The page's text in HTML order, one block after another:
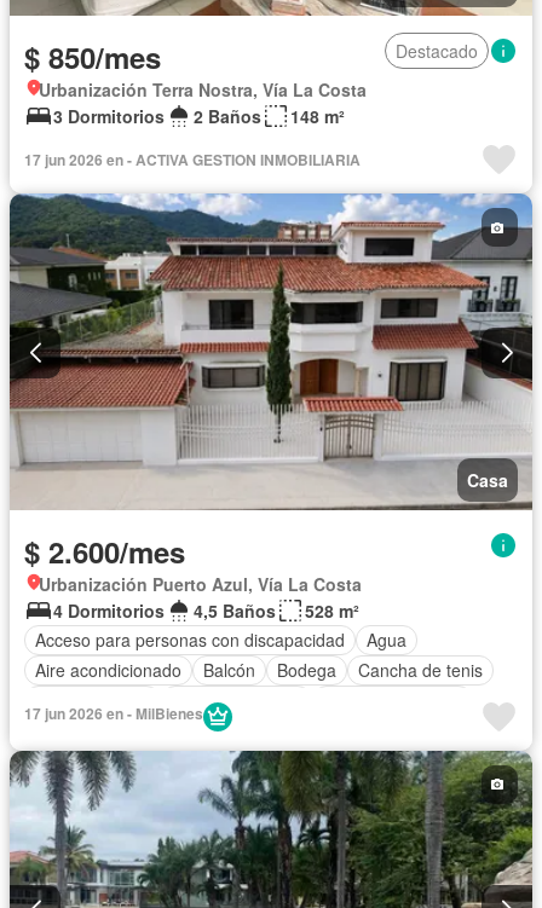
$ 850/mes
Destacado
Urbanización Terra Nostra, Vía La Costa
3 Dormitorios
2 Baños 148 m²
17 jun 2026 en - ACTIVA GESTION INMOBILIARIA
Casa
$ 2.600/mes
Urbanización Puerto Azul, Vía La Costa
4 Dormitorios
4,5 Baños
528 m²
Acceso para personas con discapacidad
Agua
Aire acondicionado
Balcón Bodega
Cancha de tenis
Cocina equipada
Electricidad
Estacionamiento
Garita de guardianía
Internet Patio
Piscina
Parcialmente amoblado
17 jun 2026 en - MilBienes